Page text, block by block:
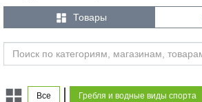
 Товары
Все Гребля и водные виды спорта